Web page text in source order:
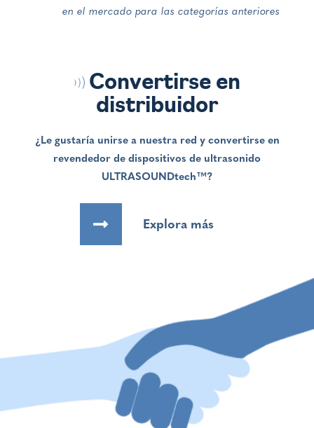
en el mercado para las categorías anteriores
Convertirse en
distribuidor
¿Le gustaría unirse a nuestra red y convertirse en
revendedor de dispositivos de ultrasonido
ULTRASOUNDtech™?
Explora más